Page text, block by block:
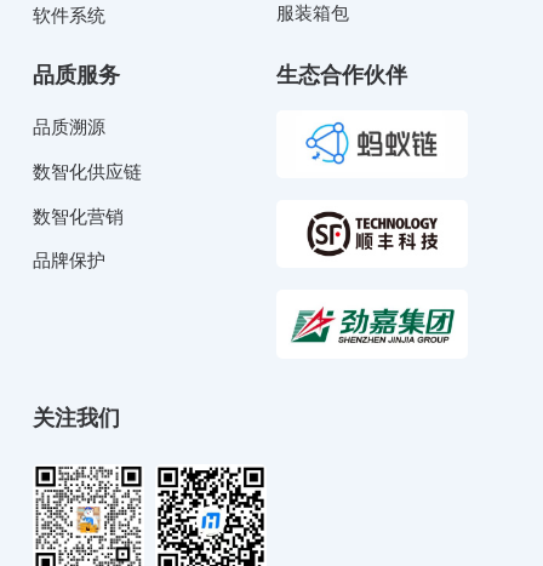
软件系统 服装箱包
品质服务
品质溯源
数智化供应链
数智化营销
品牌保护
生态合作伙伴
关注我们